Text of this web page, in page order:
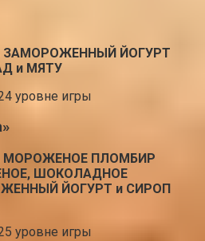
ЗАМОРОЖЕННЫЙ ЙОГУРТ
и МЯТУ
уровне игры
МОРОЖЕНОЕ ПЛОМБИР
ШОКОЛАДНОЕ
ЙОГУРТ и СИРОП
уровне игры